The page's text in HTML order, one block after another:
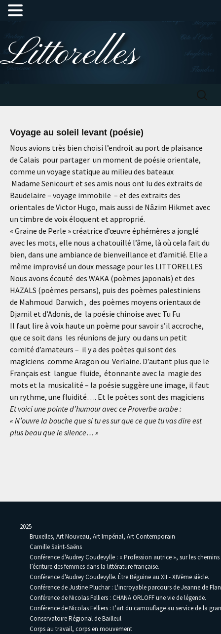
au
contenu
Littorelles
Voyage au soleil levant (poésie)
Nous avions très bien choisi l’endroit au port de plaisance
de Calais pour partager un moment de poésie orientale,
comme un voyage statique au milieu des bateaux
Madame Senicourt et ses amis nous ont lu des extraits de
Baudelaire – voyage immobile – et des extraits des
orientales de Victor Hugo, mais aussi de Nâzim Hikmet avec
un timbre de voix éloquent et approprié.
« Graine de Perle » créatrice d’œuvre éphémères a jonglé
avec les mots, elle nous a chatouillé l’âme, là où cela fait du
bien, dans une ambiance de bienveillance et d’amitié. Elle a
même improvisé un doux message pour les LITTORELLES
Nous avons écouté des WAKA (poèmes japonais) et des
HAZALS (poèmes persans), puis des poèmes palestiniens
de Mahmoud Darwich , des poèmes moyens orientaux de
Djamil et d’Adonis, de la poésie chinoise avec Tu Fu
Il faut lire à voix haute un poème pour savoir s’il accroche,
que ce soit dans les réunions de jury ou dans un petit
comité d’amateurs – il y a des poètes qui sont des
magiciens comme Aragon ou Verlaine. D’autant plus que le
Français est langue fluide, étonnante avec la magie des
mots et la musicalité – la poésie suggère une image, il faut
un rythme, une fluidité…. Et le poètes sont des magiciens
Et voici une pointe d’humour avec ce Proverbe arabe :
« N’ouvre la bouche que si tu es sur que ce que tu vas dire est
plus beau que le silence… »
2025
Bruxelles, Art Nouveau, Art Impérial, Art Contemporain
Camille Saint-Saëns
Conférence d'Audrey Coudevylle : « Profession autrice », sur les
l’écriture des femmes dans la littérature française.
Conférence d'Audrey Coudevylle. Être Béguine au XII - XIVème siècle.
Conférence de Justine Pluchar : L'incroyable parcours de Jeanne de
Conférence de Nicolas Felliers : CHANA ORLOFF une vie de légende.
Conférence de Nicolas Felliers : L'art du camouflage au service de la
Conservatoire Régional de Bailleul
Corps au travail, corps en mouvement